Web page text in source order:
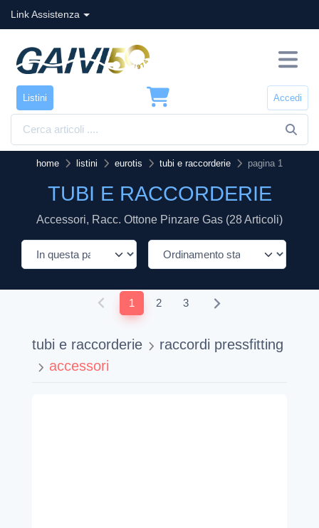
Link Assistenza
Listini Accedi
home listini eurotis tubi e raccorderie pagina 1
TUBI E RACCORDERIE
Accessori, Racc. Ottone Pinzare Gas (28 Articoli)
1 2 3
tubi e raccorderie
raccordi pressfitting
accessori